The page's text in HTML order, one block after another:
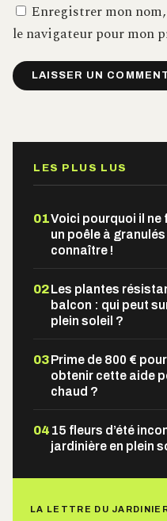
Enregistrer mon
le navigateur pour mon
LES PLUS LUS
01Voici pourquoi il
un poêle à
connaître !
02Les plantes
balcon : qui peut
plein soleil ?
03Prime de 800 €
obtenir cette aide
chaud ?
04 15 fleurs d’été
jardinière en plein
LA LETTRE DU